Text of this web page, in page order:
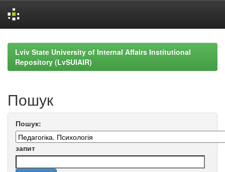
navigationLviv State University of Internal Affairs Institutional
Repository (LvSUIAIR)
Пошук
Пошук:
запит